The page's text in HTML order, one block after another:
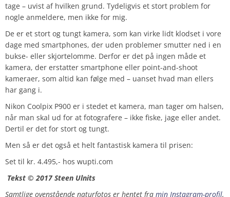
tage – uvist af hvilken grund. Tydeligvis et stort problem for
nogle anmeldere, men ikke for mig.
De er et stort og tungt kamera, som kan virke lidt klodset i vore
dage med smartphones, der uden problemer smutter ned i en
bukse- eller skjortelomme. Derfor er det på ingen måde et
kamera, der erstatter smartphone eller point-and-shoot
kameraer, som altid kan følge med – uanset hvad man ellers
har gang i.
Nikon Coolpix P900 er i stedet et kamera, man tager om halsen,
når man skal ud for at fotografere – ikke fiske, jage eller andet.
Dertil er det for stort og tungt.
Men så er det også et helt fantastisk kamera til prisen:
Set til kr. 4.495,- hos wupti.com
Tekst © 2017 Steen Ulnits
Samtlige ovenstående naturfotos er hentet fra min Instagram-profil,